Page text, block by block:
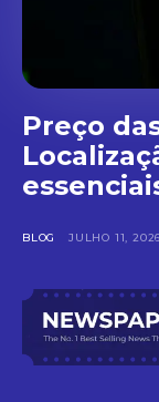
Preço
BLOG JULHO 11, 2026